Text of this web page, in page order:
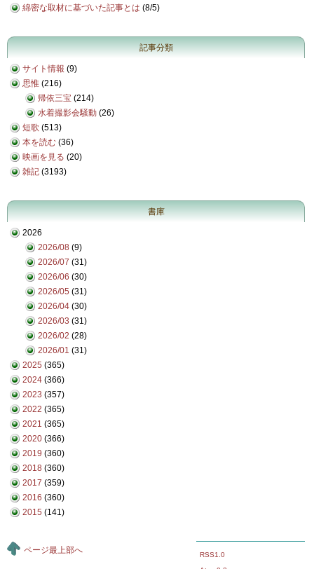
綿密な取材に基づいた記事とは (8/5)
記事分類
サイト情報 (9)
思惟 (216)
帰依三宝 (214)
水着撮影会騒動 (26)
短歌 (513)
本を読む (36)
映画を見る (20)
雑記 (3193)
書庫
2026
2026/08 (9)
2026/07 (31)
2026/06 (30)
2026/05 (31)
2026/04 (30)
2026/03 (31)
2026/02 (28)
2026/01 (31)
2025 (365)
2024 (366)
2023 (357)
2022 (365)
2021 (365)
2020 (366)
2019 (360)
2018 (360)
2017 (359)
2016 (360)
2015 (141)
RSS1.0
ページ最上部へ